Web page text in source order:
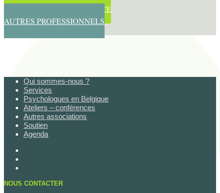
PSYCHOLOGUES EN FRANCE
AUTRES PROFESSIONNELS
Qui sommes-nous ?
Services
Psychologues en Belgique
Ateliers – conférences
Autres associations
Soutien
Agenda
NOUS CONTACTER